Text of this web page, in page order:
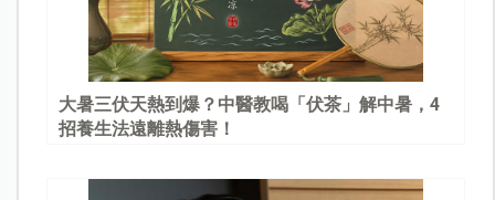
大暑三伏天熱到爆？中醫教喝「伏茶」解中暑，4
招養生法遠離熱傷害！